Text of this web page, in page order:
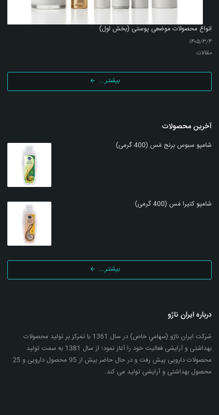
انواع محصولات موضعی پوستی (بخش اول)
۱۴۰۵/۳/۴
مقالات
بیشتر...
آخرین محصولات
شامپو سبوس برنج مَس (400 گرمی)
شامپو کتیرا مَس (400 گرمی)
بیشتر...
درباره ایران ناژو
شرکت ایران ناژو (سهامي خاص) در سال 1361 با تمرکز بر تولید محصولات
بهداشتی و آرایشی فعالیت خود را آغاز نمود؛ از سال 1381 به سمت تولید
محصولات دارویی پیش رفت و در حال حاضر بیش از 95 محصول دارویی و 25
محصول بهداشتی و آرایشی تولید می کند.